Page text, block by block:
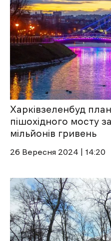
Харківзеленбуд
пішохідного мосту
мільйонів гривень
26 Вересня 2024 | 14:20